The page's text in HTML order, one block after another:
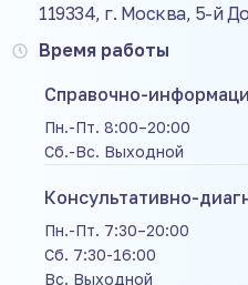
119334, г. Москва, 5-й
Время работы
Справочно-
Пн.-Пт. 8:00–20:00
Сб.-Вс. Выходной
Консультативно-
Пн.-Пт. 7:30–20:00
Сб. 7:30-16:00
Вс. Выходной